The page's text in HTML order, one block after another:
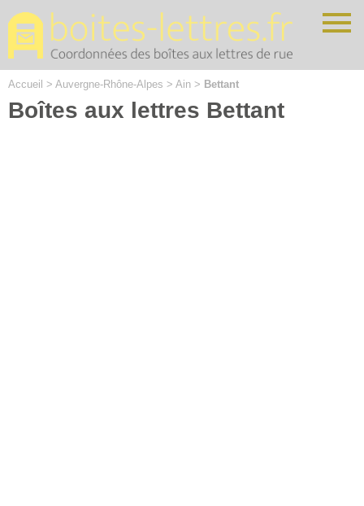
Accueil > Auvergne-Rhône-Alpes > Ain > Bettant
Boîtes aux lettres Bettant